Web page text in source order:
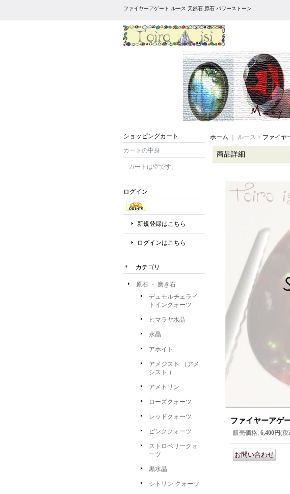
ファイヤーアゲート ルース 天然石 原石 パワーストーン
ショッピングカート
カートの中身
カートは空です。
ログイン
新規登録はこちら
ログインはこちら
＊ カテゴリ
原石 ・ 磨き石
デュモルチェライ
トインクォーツ
ヒマラヤ水晶
水晶
アホイト
アメジスト （アメ
シスト ）
アメトリン
ローズクォーツ
レッドクォーツ
ピンククォーツ
ストロベリークォ
ーツ
黒水晶
シトリン クォーツ
ホーム ｜ ルース > ファイヤ
商品詳細
ファイヤーアゲ
販売価格: 6,400円(税